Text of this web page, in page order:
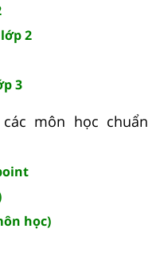
2
3
môn học chuẩn
học)